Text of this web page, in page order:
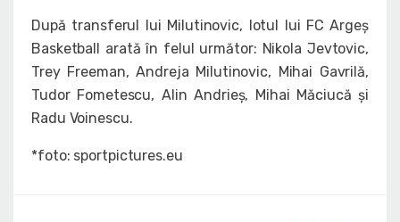
După transferul lui Milutinovic, lotul lui FC Argeș
Basketball arată în felul următor: Nikola Jevtovic,
Trey Freeman, Andreja Milutinovic, Mihai Gavrilă,
Tudor Fometescu, Alin Andrieș, Mihai Măciucă și
Radu Voinescu.
*foto: sportpictures.eu